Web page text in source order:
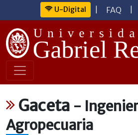
U-Digital FAQ
Gaceta -
Agropecuaria